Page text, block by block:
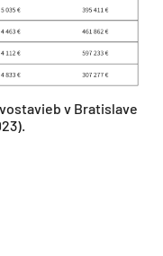
v Bratislave